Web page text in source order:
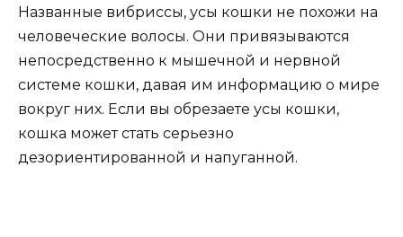
Названные вибриссы, усы кошки не похожи на
человеческие волосы. Они привязываются
непосредственно к мышечной и нервной
системе кошки, давая им информацию о мире
вокруг них. Если вы обрезаете усы кошки,
кошка может стать серьезно
дезориентированной и напуганной.